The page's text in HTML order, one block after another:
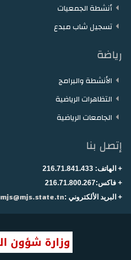
أنشطة الجمعيات
تسجيل شاب مبدع
رياضة
الأنشطة والبرامج
التظاهرات الرياضية
الجامعات الرياضية
إتصل بنا
+ الهاتف: 216.71.841.433
+ فاكس:216.71.800.267
+ البريد الألكتروني :mjs@mjs.state.tn